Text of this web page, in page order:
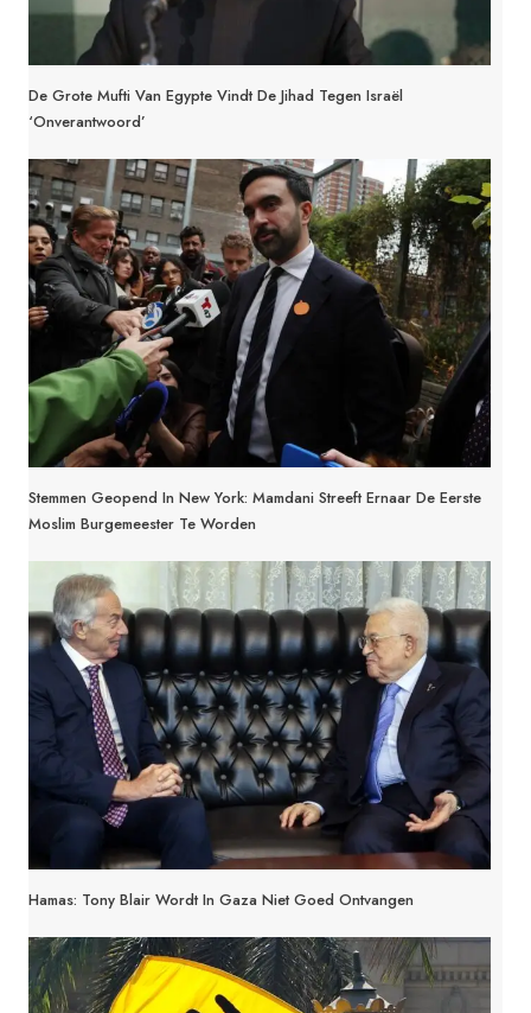
De Grote Mufti Van Egypte Vindt De Jihad Tegen Israël
‘onverantwoord’
Stemmen Geopend In New York: Mamdani Streeft Ernaar De Eerste
Moslim Burgemeester Te Worden
Hamas: Tony Blair Wordt In Gaza Niet Goed Ontvangen